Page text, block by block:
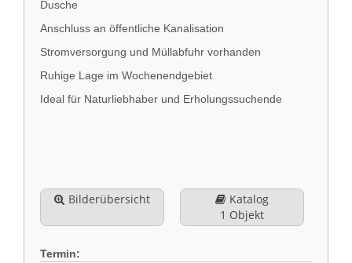
Dusche
Anschluss an öffentliche Kanalisation
Stromversorgung und Müllabfuhr vorhanden
Ruhige Lage im Wochenendgebiet
Ideal für Naturliebhaber und Erholungssuchende
Bilderübersicht
Katalog
1 Objekt
Termin: